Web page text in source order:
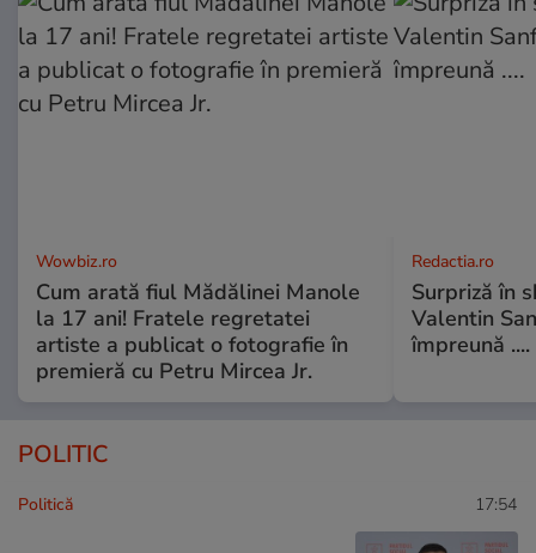
Wowbiz.ro
Cum arată fiul Mădălinei Manole
la 17 ani! Fratele regretatei
artiste a publicat o fotografie în
premieră cu Petru Mircea Jr.
Redactia.ro
Surpriză în
Valentin
împreună ....
POLITIC
Politică 17:54